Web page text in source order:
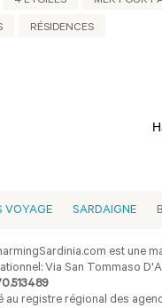
RÉSIDENCES
VOYAGE SARDAIGNE
est une
Via San Tommaso
au registre régional des